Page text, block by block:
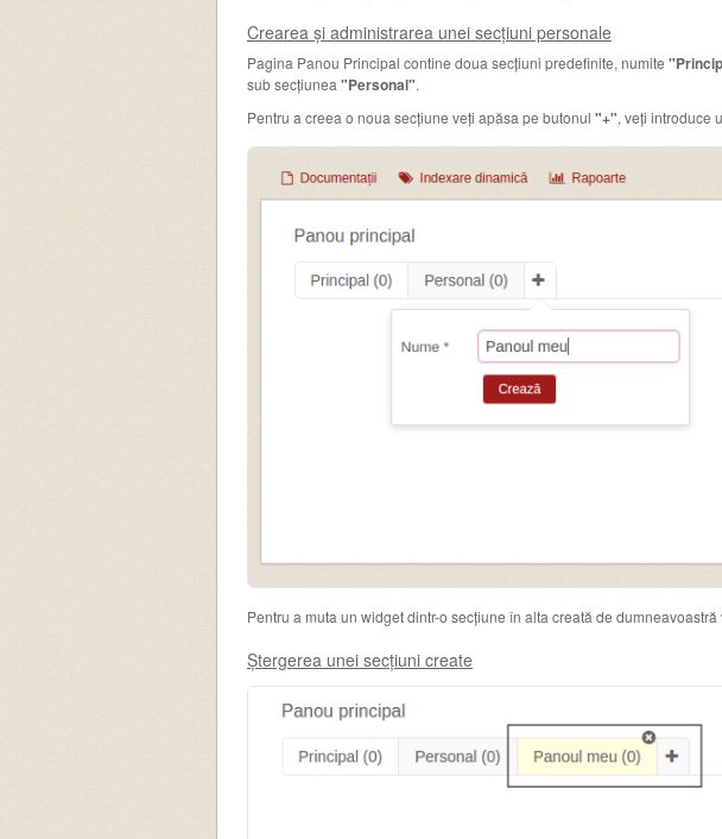
Crearea și administrarea unei secțiuni personale
Pagina Panou Principal contine doua secțiuni predefinite, numite
sub secțiunea "Personal".
Pentru a creea o noua secțiune veți apăsa pe butonul "+", veți introduce
Pentru a muta un widget dintr-o secțiune în alta creată de
Ștergerea unei secțiuni create